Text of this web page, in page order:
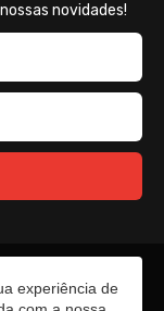
novidades!
experiência de